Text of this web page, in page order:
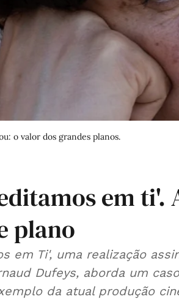
o valor dos grandes planos.
em ti'.
plano
em Ti', uma realização
Dufeys, aborda um
da atual produção